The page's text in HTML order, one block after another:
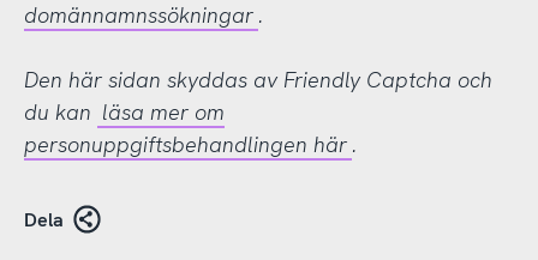
domännamnssökningar .
Den här sidan skyddas av Friendly Captcha och
du kan läsa mer om
personuppgiftsbehandlingen här .
Dela